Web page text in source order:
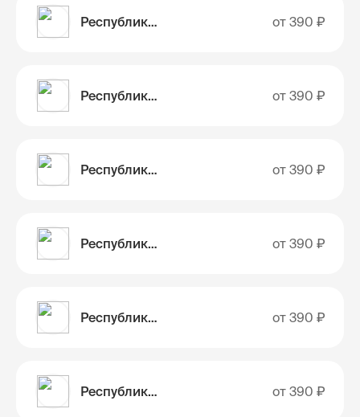
Республика Калмыкия от 390 ₽
Республика Карачаево-Черкессия от 390 ₽
Республика Карелия от 390 ₽
Республика Коми от 390 ₽
Республика Крым от 390 ₽
Республика Марий Эл от 390 ₽